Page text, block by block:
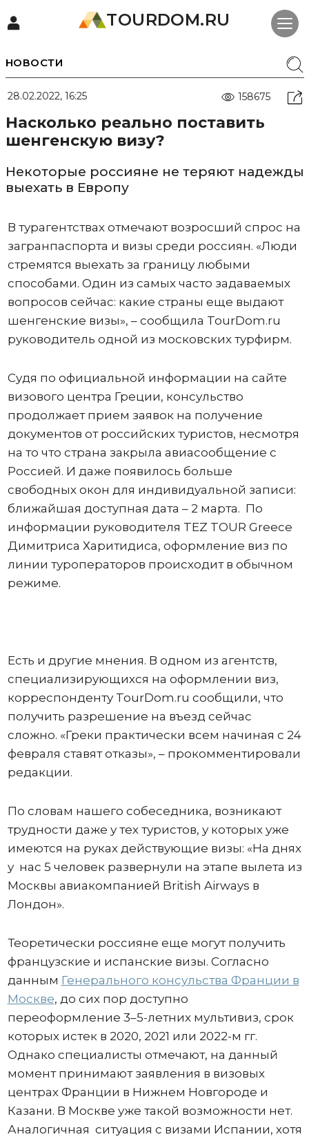
TOURDOM.RU
НОВОСТИ
28.02.2022, 16:25 158675
Насколько реально поставить
шенгенскую визу?
Некоторые россияне не теряют надежды
выехать в Европу
В турагентствах отмечают возросший спрос на
загранпаспорта и визы среди россиян. «Люди
стремятся выехать за границу любыми
способами. Один из самых часто задаваемых
вопросов сейчас: какие страны еще выдают
шенгенские визы», – сообщила TourDom.ru
руководитель одной из московских турфирм.
Судя по официальной информации на сайте
визового центра Греции, консульство
продолжает прием заявок на получение
документов от российских туристов, несмотря
на то что страна закрыла авиасообщение с
Россией. И даже появилось больше
свободных окон для индивидуальной записи:
ближайшая доступная дата – 2 марта. По
информации руководителя TEZ TOUR Greece
Димитриса Харитидиса, оформление виз по
линии туроператоров происходит в обычном
режиме.
Есть и другие мнения. В одном из агентств,
специализирующихся на оформлении виз,
корреспонденту TourDom.ru сообщили, что
получить разрешение на въезд сейчас
сложно. «Греки практически всем начиная с 24
февраля ставят отказы», – прокомментировали
редакции.
По словам нашего собеседника, возникают
трудности даже у тех туристов, у которых уже
имеются на руках действующие визы: «На днях
у нас 5 человек развернули на этапе вылета из
Москвы авиакомпанией British Airways в
Лондон».
Теоретически россияне еще могут получить
французские и испанские визы. Согласно
данным Генерального консульства Франции в
Москве, до сих пор доступно
переоформление 3–5-летних мультивиз, срок
которых истек в 2020, 2021 или 2022-м гг.
Однако специалисты отмечают, на данный
момент принимают заявления в визовых
центрах Франции в Нижнем Новгороде и
Казани. В Москве уже такой возможности нет.
Аналогичная ситуация с визами Испании, хотя